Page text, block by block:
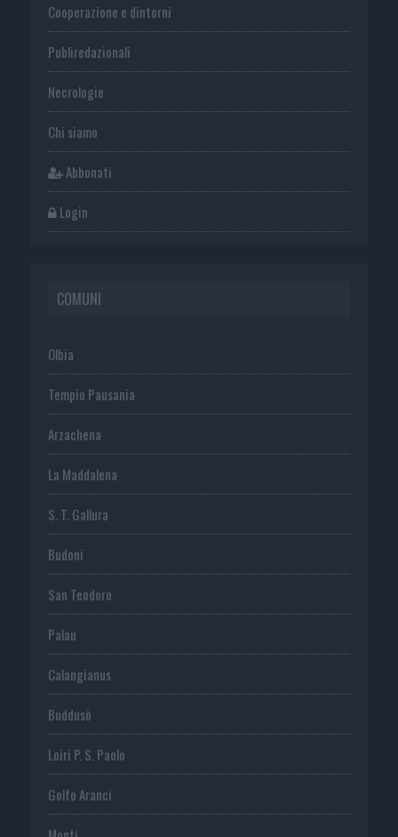
Cooperazione e dintorni
Publiredazionali
Necrologie
Chi siamo
Abbonati
Login
COMUNI
Olbia
Tempio Pausania
Arzachena
La Maddalena
S. T. Gallura
Budoni
San Teodoro
Palau
Calangianus
Buddusò
Loiri P. S. Paolo
Golfo Aranci